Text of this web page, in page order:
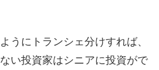
うにトランシェ分けすれば、
い投資家はシニアに投資がで